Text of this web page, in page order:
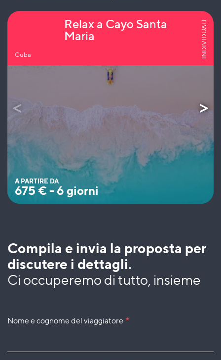
Cuba
Relax a Cayo Santa
Maria
INDIVIDUALI
A PARTIRE DA
675 € - 6 giorni
Compila e invia la proposta per
discutere i dettagli.
Ci occuperemo di tutto, insieme
Nome e cognome del viaggiatore *